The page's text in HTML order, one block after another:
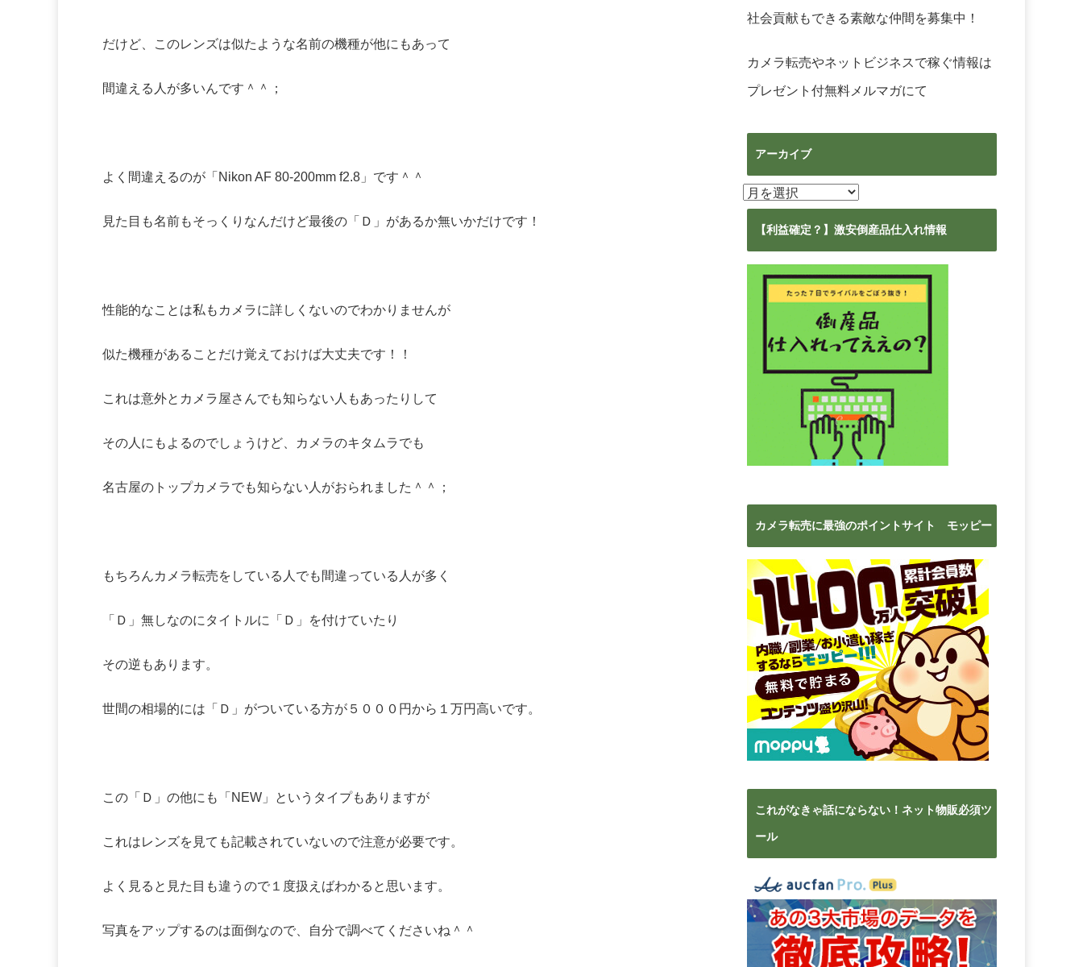
だけど、このレンズは似たような名前の機種が他にもあって
間違える人が多いんです＾＾；
よく間違えるのが「Nikon AF 80-200mm f2.8」です＾＾
見た目も名前もそっくりなんだけど最後の「Ｄ」があるか無いかだけです！
性能的なことは私もカメラに詳しくないのでわかりませんが
似た機種があることだけ覚えておけば大丈夫です！！
これは意外とカメラ屋さんでも知らない人もあったりして
その人にもよるのでしょうけど、カメラのキタムラでも
名古屋のトップカメラでも知らない人がおられました＾＾；
もちろんカメラ転売をしている人でも間違っている人が多く
「Ｄ」無しなのにタイトルに「Ｄ」を付けていたり
その逆もあります。
世間の相場的には「Ｄ」がついている方が５０００円から１万円高いです。
この「Ｄ」の他にも「NEW」というタイプもありますが
これはレンズを見ても記載されていないので注意が必要です。
よく見ると見た目も違うので１度扱えばわかると思います。
写真をアップするのは面倒なので、自分で調べてくださいね＾＾
社会貢献もできる素敵な仲間を募集中！
カメラ転売やネットビジネスで稼ぐ情報は
プレゼント付無料メルマガにて
アーカイブ
ア
ー
【利益確定？】激安倒産品仕入れ情報
カメラ転売に最強のポイントサイト モッピー
これがなきゃ話にならない！ネット物販必須ツ
ール